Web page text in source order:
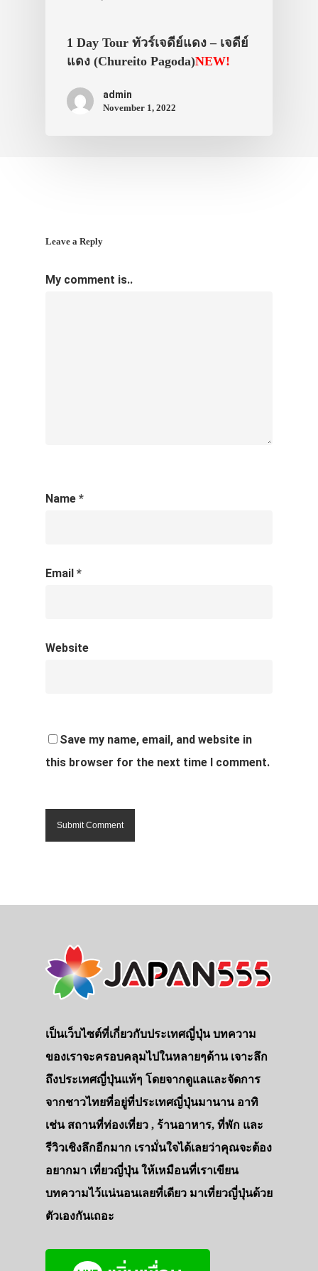
1 Day Tour ทัวร์เจดีย์แดง – เจดีย์
แดง (Chureito Pagoda)NEW!
admin
November 1, 2022
Leave a Reply
My comment is..
Name *
Email *
Website
Save my name, email, and website in
this browser for the next time I comment.
เป็นเว็บไซต์ที่เกี่ยวกับประเทศญี่ปุ่น บทความ
ของเราจะครอบคลุมไปในหลายๆด้าน เจาะลึก
ถึงประเทศญี่ปุ่นแท้ๆ โดยจากดูแลและจัดการ
จากชาวไทยที่อยู่ที่ประเทศญี่ปุ่นมานาน อาทิ
เช่น สถานที่ท่องเที่ยว , ร้านอาหาร, ที่พัก และ
รีวิวเชิงลึกอีกมาก เรามั่นใจได้เลยว่าคุณจะต้อง
อยากมา เที่ยวญี่ปุ่น ให้เหมือนที่เราเขียน
บทความไว้แน่นอนเลยที่เดียว มาเที่ยวญี่ปุ่นด้วย
ตัวเองกันเถอะ